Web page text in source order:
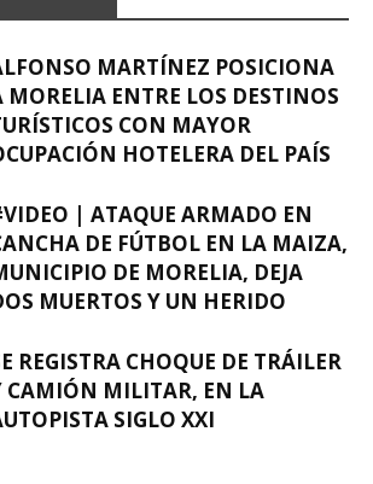
MARTÍNEZ POSICIONA
MORELIA ENTRE LOS DESTINOS
CON MAYOR
HOTELERA DEL PAÍS
| ATAQUE ARMADO EN
DE FÚTBOL EN LA MAIZA,
DE MORELIA, DEJA
MUERTOS Y UN HERIDO
REGISTRA CHOQUE DE TRÁILER
CAMIÓN MILITAR, EN LA
SIGLO XXI